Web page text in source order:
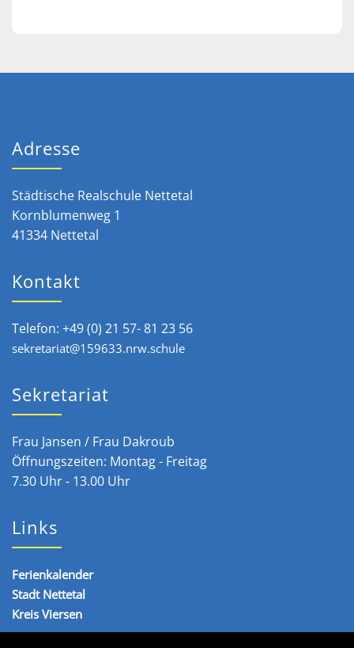
Adresse
Städtische Realschule Nettetal
Kornblumenweg 1
41334 Nettetal
Kontakt
Telefon: +49 (0) 21 57- 81 23 56
sekretariat@159633.nrw.schule
Sekretariat
Frau Jansen / Frau Dakroub
Öffnungszeiten: Montag - Freitag
7.30 Uhr - 13.00 Uhr
Links
Ferienkalender
Stadt Nettetal
Kreis Viersen